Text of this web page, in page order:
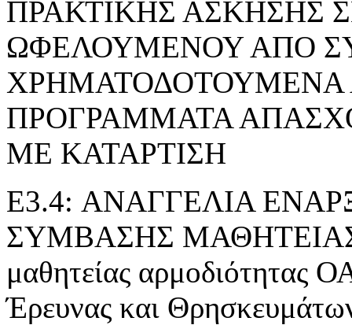
ΠΡΑΚΤΙΚΗΣ ΑΣΚΗΣΗΣ
ΩΦΕΛΟΥΜΕΝΟΥ ΑΠΟ
ΧΡΗΜΑΤΟΔΟΤΟΥΜΕΝΑ
ΠΡΟΓΡΑΜΜΑΤΑ
ΜΕ ΚΑΤΑΡΤΙΣΗ
E3.4: ΑΝΑΓΓΕΛΙΑ
ΣΥΜΒΑΣΗΣ ΜΑΘΗΤΕΙΑΣ»
μαθητείας αρμοδιότητας
Έρευνας και